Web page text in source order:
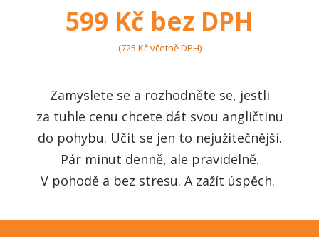
599 Kč bez DPH
(725 Kč včetně DPH)
Zamyslete se a rozhodněte se, jestli
za tuhle cenu chcete dát svou angličtinu
do pohybu. Učit se jen to nejužitečnější.
Pár minut denně, ale pravidelně.
V pohodě a bez stresu. A zažít úspěch.